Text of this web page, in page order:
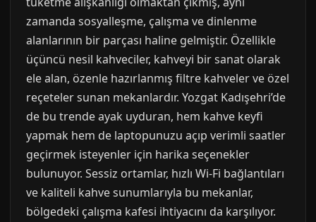
zamanda sosyalleşme, çalışma ve dinlenme
alanlarının bir parçası haline gelmiştir. Özellikle
üçüncü nesil kahveciler, kahveyi bir sanat olarak
ele alan, özenle hazırlanmış filtre kahveler ve özel
reçeteler sunan mekanlardır. Yozgat Kadışehri’de
de bu trende ayak uyduran, hem kahve keyfi
yapmak hem de laptopunuzu açıp verimli saatler
geçirmek isteyenler için harika seçenekler
bulunuyor. Sessiz ortamlar, hızlı Wi-Fi bağlantıları
ve kaliteli kahve sunumlarıyla bu mekanlar,
bölgedeki çalışma kafesi ihtiyacını da karşılıyor.